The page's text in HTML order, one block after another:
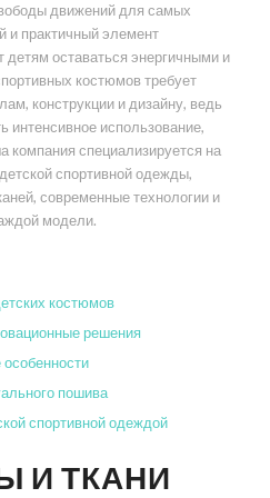
движений для самых
и практичный элемент
детям оставаться энергичными и
костюмов требует
конструкции и дизайну, ведь
использование,
компания специализируется на
спортивной одежды,
современные технологии и
модели.
костюмов
решения
особенности
пошива
спортивной одеждой
И ТКАНИ